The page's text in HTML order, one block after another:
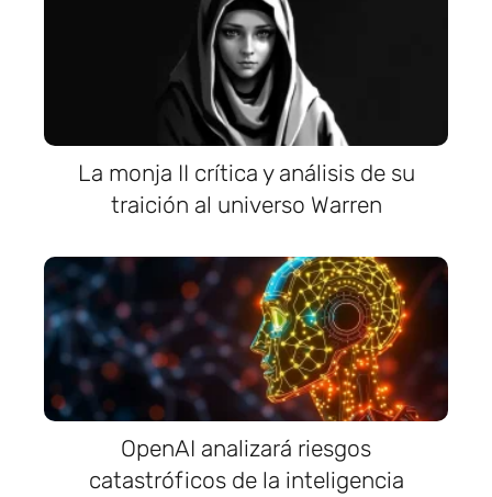
La monja II crítica y análisis de su
traición al universo Warren
OpenAI analizará riesgos
catastróficos de la inteligencia